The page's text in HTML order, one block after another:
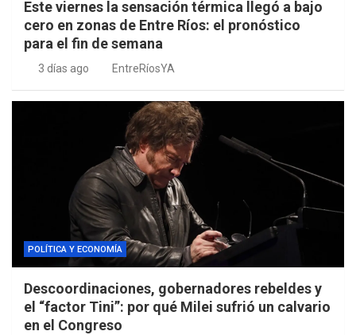
Este viernes la sensación térmica llegó a bajo
cero en zonas de Entre Ríos: el pronóstico
para el fin de semana
3 días ago EntreRíosYA
POLÍTICA Y ECONOMÍA
Descoordinaciones, gobernadores rebeldes y
el “factor Tini”: por qué Milei sufrió un calvario
en el Congreso